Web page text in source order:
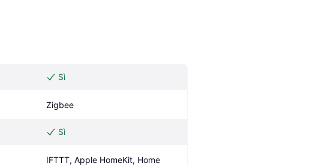
Sì
Zigbee
Sì
IFTTT, Apple HomeKit, Home